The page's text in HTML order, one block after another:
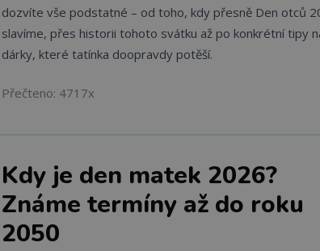
dozvíte vše podstatné – od toho, kdy přesně Den otců
slavíme, přes historii tohoto svátku až po konkrétní tipy
dárky, které tatínka doopravdy potěší.
Přečteno: 4717x
Kdy je den matek 2026?
Známe termíny až do roku
2050